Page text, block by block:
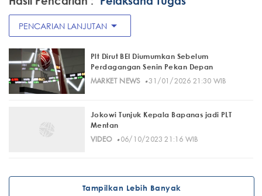
PENCARIAN LANJUTAN arrow_drop_down
Plt Dirut BEI Diumumkan Sebelum
Perdagangan Senin Pekan Depan
MARKET NEWS· 31/01/2026 21:30 WIB
Jokowi Tunjuk Kepala Bapanas jadi PLT
Mentan
VIDEO· 06/10/2023 21:16 WIB
Tampilkan Lebih Banyak